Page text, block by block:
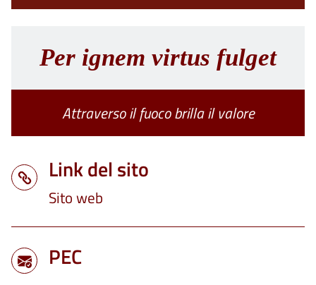
Per ignem virtus fulget
Attraverso il fuoco brilla il valore
Link del sito
Sito web
PEC